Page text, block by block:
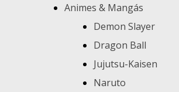
Animes & Mangás
Demon Slayer
Dragon Ball
Jujutsu-Kaisen
Naruto